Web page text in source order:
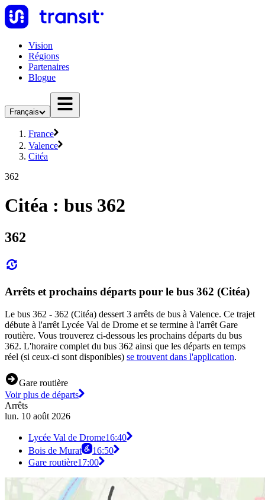
Vision
Régions
Partenaires
Blogue
Français
France
Valence
Citéa
362
Citéa : bus 362
362
Arrêts et prochains départs pour le bus 362 (Citéa)
Le bus 362 - 362 (Citéa) dessert 3 arrêts de bus à Valence. Ce trajet
débute à l'arrêt Lycée Val de Drome et se termine à l'arrêt Gare
routière. Vous trouverez ci-dessous les prochains départs du bus
362. L'horaire complet du bus 362 ainsi que les départs en temps
réel (si ceux-ci sont disponibles) se trouvent dans l'application.
Gare routière
Voir plus de départs
Arrêts
lun. 10 août 2026
Lycée Val de Drome16:40
Bois de Murat
16:50
Gare routière17:00